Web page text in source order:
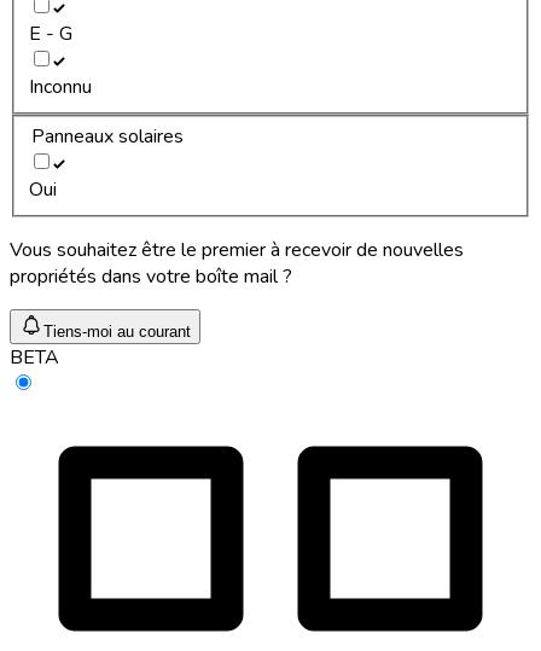
E - G
Inconnu
Panneaux solaires
Oui
Vous souhaitez être le premier à recevoir de nouvelles
propriétés dans votre boîte mail ?
Tiens-moi au courant
BETA